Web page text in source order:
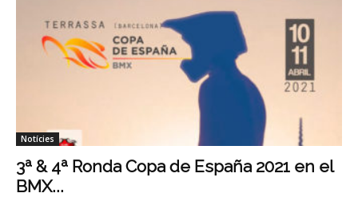
Notícies
3ª & 4ª Ronda Copa de España 2021 en el
BMX...